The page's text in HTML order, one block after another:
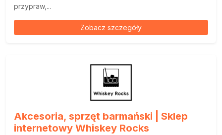
przypraw,...
Zobacz szczegóły
Akcesoria, sprzęt barmański | Sklep
internetowy Whiskey Rocks